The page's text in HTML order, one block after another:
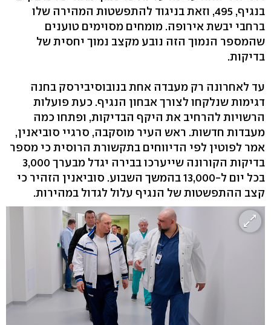
בנגיף, 495, וזאת בניגוד להתפשטות המהירה שלו
ברחבי יבשת אירופה. מומחים מסוימים טוענים
שהמספר הנמוך הזה נובע מקצב נמוך יחסית של
בדיקות.
עד לאחרונה רק מעבדה אחת בנובוסיבירסק בחנה
דגימות שנלקחו לצורך אבחון הנגיף. כעת פועלות
הרשויות להרחיב את היקף הבדיקות, ופתחו כמה
מעבדות חדשות. ראש העיר מוסקבה, סרגיי סוביאנין,
אמר לפוטין לפי הדיווחים בתקשורת הרוסית כי מספר
בדיקות הקורונה שייערכו בבירה יגדל מבערך 3,000
בכל יום ל-13,000 בהמשך השבוע. סוביאנין הזהיר כי
קצב ההתפשטות של הנגיף עלול לגדול במהירות.